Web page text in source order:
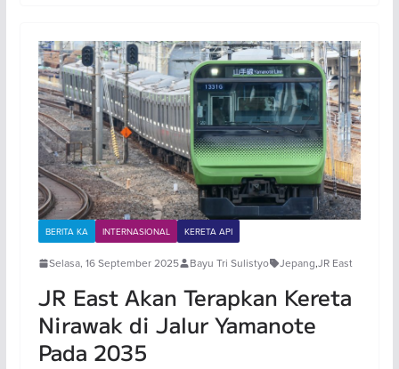
BERITA KA INTERNASIONAL KERETA API
Selasa, 16 September 2025 Bayu Tri Sulistyo Jepang,JR East
JR East Akan Terapkan Kereta
Nirawak di Jalur Yamanote
Pada 2035